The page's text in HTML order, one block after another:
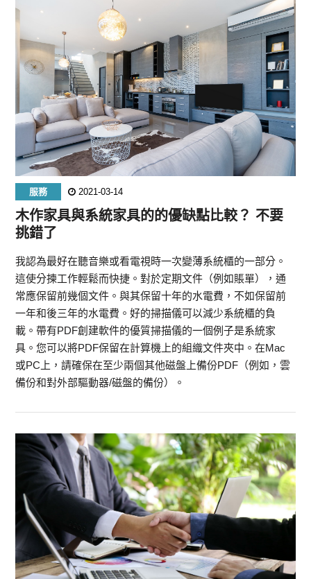
服務 2021-03-14
木作家具與系統家具的的優缺點比較？ 不要
挑錯了
我認為最好在聽音樂或看電視時一次變薄系統櫃的一部分。
這使分揀工作輕鬆而快捷。對於定期文件（例如賬單），通
常應保留前幾個文件。與其保留十年的水電費，不如保留前
一年和後三年的水電費。好的掃描儀可以減少系統櫃的負
載。帶有PDF創建軟件的優質掃描儀的一個例子是系統家
具。您可以將PDF保留在計算機上的組織文件夾中。在Mac
或PC上，請確保在至少兩個其他磁盤上備份PDF（例如，雲
備份和對外部驅動器/磁盤的備份）。